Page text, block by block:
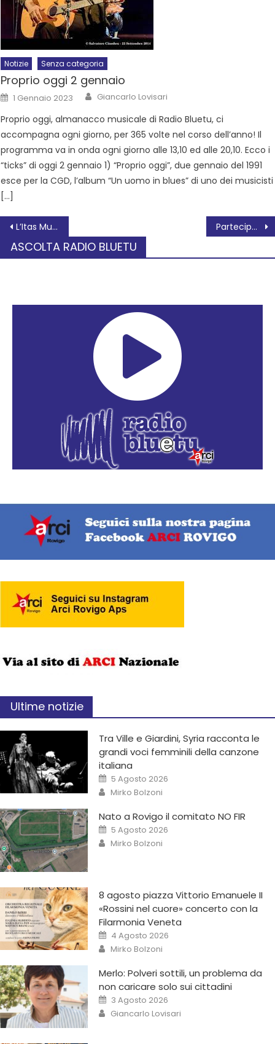
Notizie Senza categoria
Proprio oggi 2 gennaio
1 Gennaio 2023 Giancarlo Lovisari
Proprio oggi, almanacco musicale di Radio Bluetu, ci
accompagna ogni giorno, per 365 volte nel corso dell’anno! Il
programma va in onda ogni giorno alle 13,10 ed alle 20,10. Ecco i
“ticks” di oggi 2 gennaio 1) “Proprio oggi”, due gennaio del 1991
esce per la CGD, l’album “Un uomo in blues” di uno dei musicisti
[…]
L’Itas Mutua non fa sconti al Settimo Torinese Partecipazione e servizi di pubblica utilità, nasce a Occhiobello l’elenco dei Volontari civici
ASCOLTA RADIO BLUETU
Ultime notizie
Tra Ville e Giardini, Syria racconta le
grandi voci femminili della canzone
italiana
5 Agosto 2026
Mirko Bolzoni
Nato a Rovigo il comitato NO FIR
5 Agosto 2026
Mirko Bolzoni
8 agosto piazza Vittorio Emanuele II
«Rossini nel cuore» concerto con la
Filarmonia Veneta
4 Agosto 2026
Mirko Bolzoni
Merlo: Polveri sottili, un problema da
non caricare solo sui cittadini
3 Agosto 2026
Giancarlo Lovisari